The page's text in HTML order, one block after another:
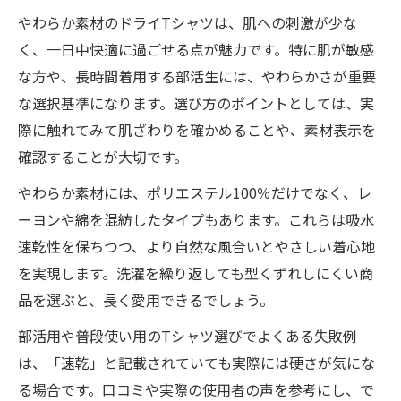
方法
部活に最適なやわらかドライTシャツの特徴
ドライ素材Tシャツの吸水速乾力を実感する
瞬間
Tシャツ選びで汗対策に強い素材を見極める
生活
毎日使いたくなる吸水速乾Tシャツの魅力
吸水速乾ドライTシャツが日常を変える理由
やわらか素材Tシャツの快適さを体感する瞬
部活にも普段着にも選ばれるTシャツの秘密
吸水速乾Tシャツを毎日使うメリットとは
やわらか素材のドライTシャツは、肌への刺激が少な
く、一日中快適に過ごせる点が魅力です。特に肌が敏感
な方や、長時間着用する部活生には、やわらかさが重要
な選択基準になります。選び方のポイントとしては、実
際に触れてみて肌ざわりを確かめることや、素材表示を
確認することが大切です。
やわらか素材には、ポリエステル100％だけでなく、レ
ーヨンや綿を混紡したタイプもあります。これらは吸水
速乾性を保ちつつ、より自然な風合いとやさしい着心地
を実現します。洗濯を繰り返しても型くずれしにくい商
品を選ぶと、長く愛用できるでしょう。
部活用や普段使い用のTシャツ選びでよくある失敗例
は、「速乾」と記載されていても実際には硬さが気にな
る場合です。口コミや実際の使用者の声を参考にし、で